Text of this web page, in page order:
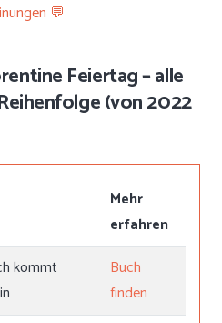
💬
Feiertag – alle
(von 2022
Mehr
erfahren
kommt
Buch
finden